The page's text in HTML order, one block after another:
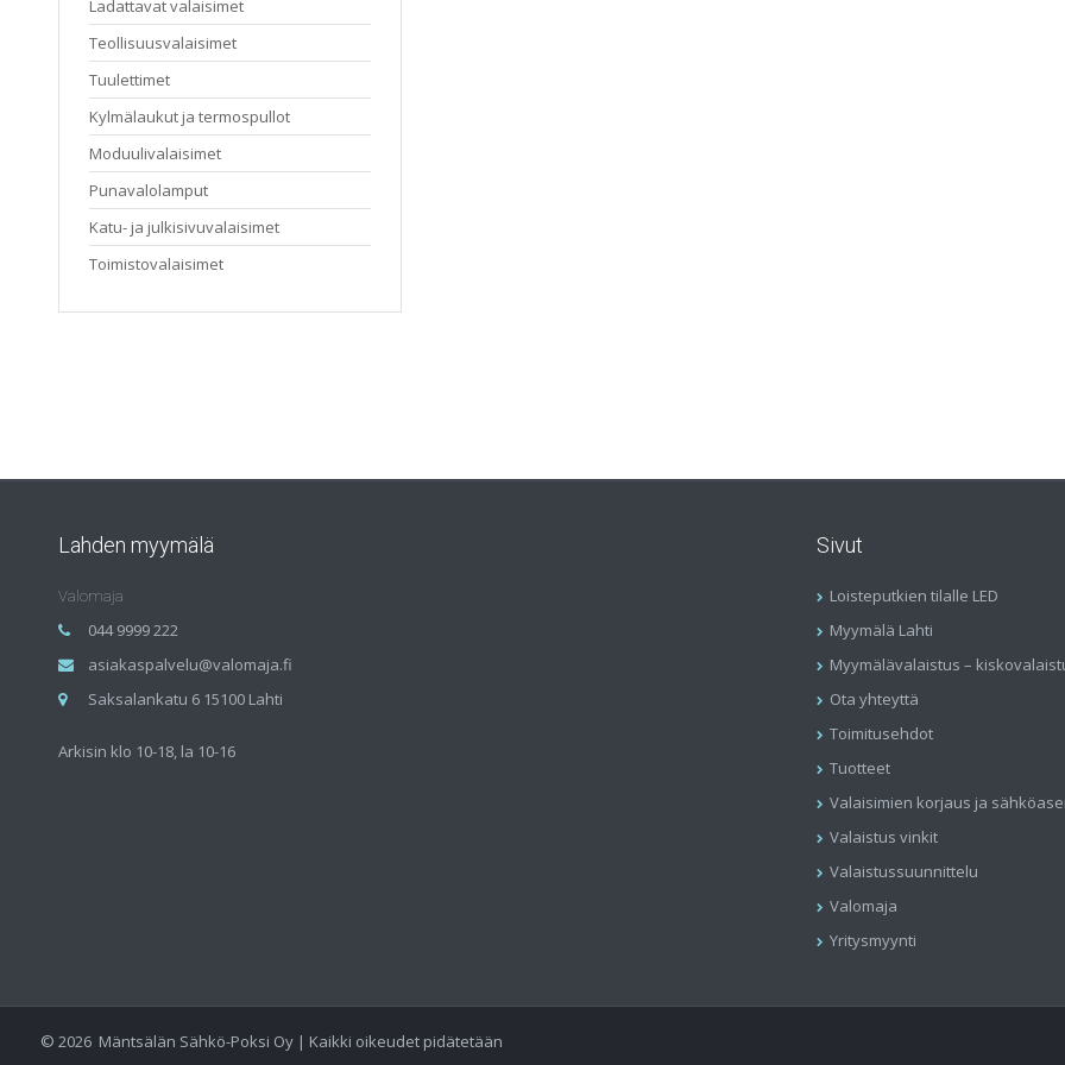
Ladattavat valaisimet
Teollisuusvalaisimet
Tuulettimet
Kylmälaukut ja termospullot
Moduulivalaisimet
Punavalolamput
Katu- ja julkisivuvalaisimet
Toimistovalaisimet
Lahden myymälä
Valomaja
044 9999 222
asiakaspalvelu@valomaja.fi
Saksalankatu 6 15100 Lahti
Arkisin klo 10-18, la 10-16
Sivut
Loisteputkien tilalle LED
Myymälä Lahti
Myymälävalaistus –
Ota yhteyttä
Toimitusehdot
Tuotteet
Valaisimien korjaus ja
Valaistus vinkit
Valaistussuunnittelu
Valomaja
Yritysmyynti
© 2026 Mäntsälän Sähkö-Poksi Oy | Kaikki oikeudet pidätetään